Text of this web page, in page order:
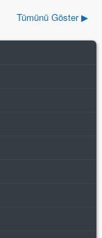
Tümünü Göster ▶